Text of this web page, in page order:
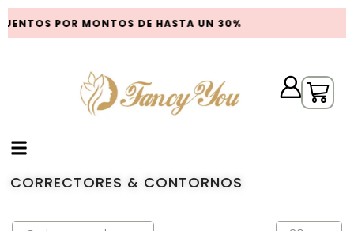
POR MONTOS DE HASTA UN 30%
CORRECTORES & CONTORNOS